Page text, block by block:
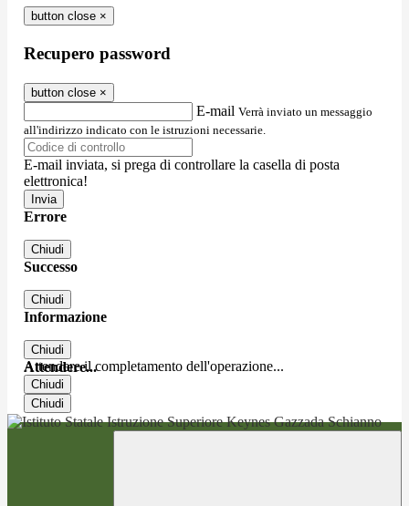
button close ×
Recupero password
button close ×
E-mail Verrà inviato un messaggio
all'indirizzo indicato con le istruzioni necessarie.
E-mail inviata, si prega di controllare la casella di posta
elettronica!
Errore
Chiudi
Successo
Chiudi
Informazione
Chiudi
Attendere...
Attendere il completamento dell'operazione...
Chiudi
Chiudi